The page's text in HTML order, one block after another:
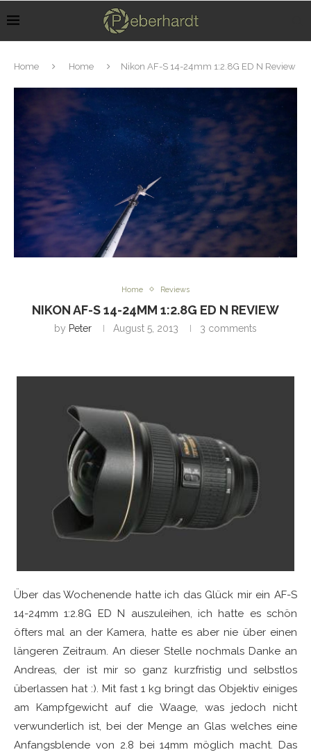
Home Home Nikon AF-S 14-24mm 1:2.8G ED N Review
Home Reviews
NIKON AF-S 14-24MM 1:2.8G ED N REVIEW
by Peter August 5, 2013 3 comments
Über das Wochenende hatte ich das Glück mir ein AF-S
14-24mm 1:2.8G ED N auszuleihen, ich hatte es schön
öfters mal an der Kamera, hatte es aber nie über einen
längeren Zeitraum. An dieser Stelle nochmals Danke an
Andreas, der ist mir so ganz kurzfristig und selbstlos
überlassen hat :). Mit fast 1 kg bringt das Objektiv einiges
am Kampfgewicht auf die Waage, was jedoch nicht
verwunderlich ist, bei der Menge an Glas welches eine
Anfangsblende von 2.8 bei 14mm möglich macht. Das